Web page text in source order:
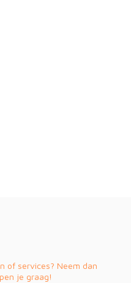
of services? Neem dan
je graag!